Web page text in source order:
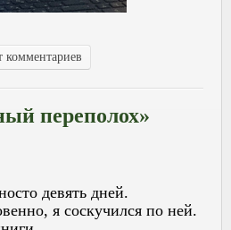
комментариев
переполох»
девять дней.
я соскучился по ней.